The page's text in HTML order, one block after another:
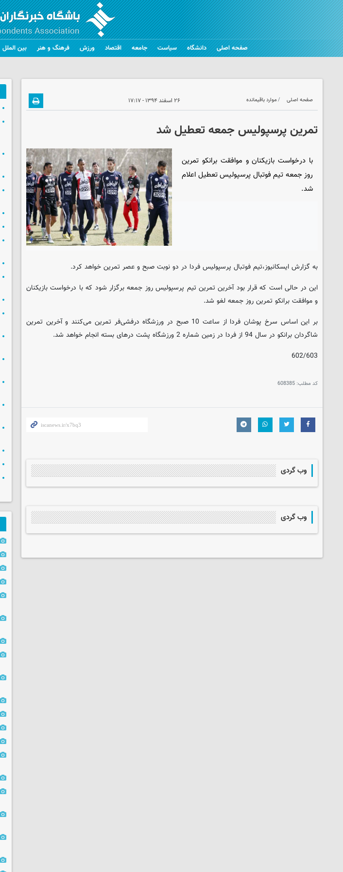
صفحه اصلی دانشگاه سیاست جامعه اقتصاد ورزش فرهنگ و هنر بین الملل
صفحه اصلی موارد باقیمانده ۲۶ اسفند ۱۳۹۴ - ۱۷:۱۷
تمرین پرسپولیس جمعه تعطیل شد
با درخواست بازیکنان و موافقت برانکو تمرین
روز جمعه تیم فوتبال پرسپولیس تعطیل اعلام
شد.
به گزارش ایسکانیوز،تیم فوتبال پرسپولیس فردا در دو نوبت صبح و عصر تمرین خواهد کرد.
این در حالی است که قرار بود آخرین تمرین تیم پرسپولیس روز جمعه برگزار شود که با درخواست بازیکنان
و موافقت برانکو تمرین روز جمعه لغو شد.
بر این اساس سرخ پوشان فردا از ساعت 10 صبح در ورزشگاه درفشی‌فر تمرین می‌کنند و آخرین تمرین
شاگردان برانکو در سال 94 از فردا در زمین شماره 2 ورزشگاه پشت درهای بسته انجام خواهد شد.
602/603
کد مطلب: 608385
وب گردی
وب گردی